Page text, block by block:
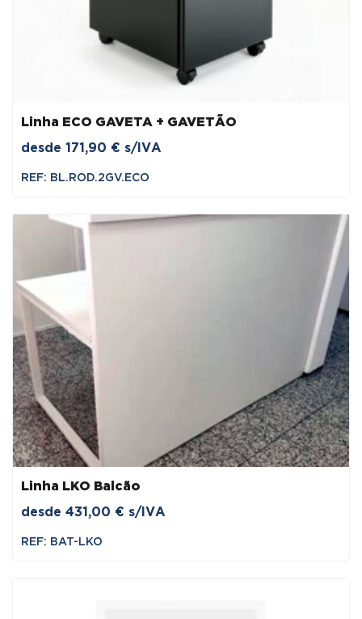
Linha ECO GAVETA + GAVETÃO
desde 171,90 € s/IVA
REF: BL.ROD.2GV.ECO
Linha LKO Balcão
desde 431,00 € s/IVA
REF: BAT-LKO